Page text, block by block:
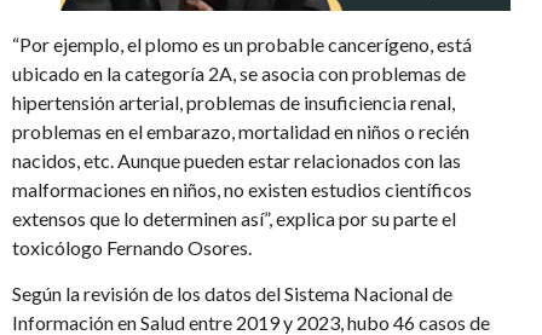
“Por ejemplo, el plomo es un probable cancerígeno, está
ubicado en la categoría 2A, se asocia con problemas de
hipertensión arterial, problemas de insuficiencia renal,
problemas en el embarazo, mortalidad en niños o recién
nacidos, etc. Aunque pueden estar relacionados con las
malformaciones en niños, no existen estudios científicos
extensos que lo determinen así”, explica por su parte el
toxicólogo Fernando Osores.
Según la revisión de los datos del Sistema Nacional de
Información en Salud entre 2019 y 2023, hubo 46 casos de